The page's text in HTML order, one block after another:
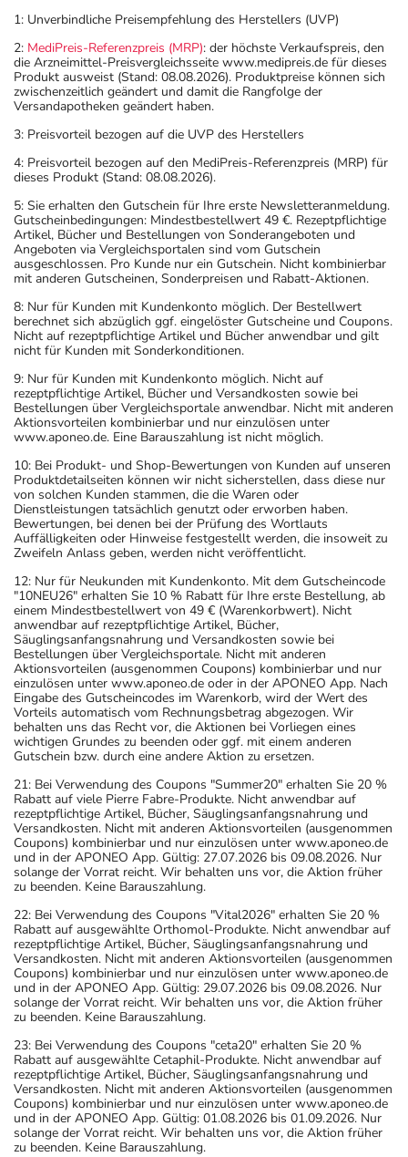
1: Unverbindliche Preisempfehlung des Herstellers (UVP)
2: MediPreis-Referenzpreis (MRP): der höchste Verkaufspreis, den
die Arzneimittel-Preisvergleichsseite www.medipreis.de für dieses
Produkt ausweist (Stand: 08.08.2026). Produktpreise können sich
zwischenzeitlich geändert und damit die Rangfolge der
Versandapotheken geändert haben.
3: Preisvorteil bezogen auf die UVP des Herstellers
4: Preisvorteil bezogen auf den MediPreis-Referenzpreis (MRP) für
dieses Produkt (Stand: 08.08.2026).
5: Sie erhalten den Gutschein für Ihre erste Newsletteranmeldung.
Gutscheinbedingungen: Mindestbestellwert 49 €. Rezeptpflichtige
Artikel, Bücher und Bestellungen von Sonderangeboten und
Angeboten via Vergleichsportalen sind vom Gutschein
ausgeschlossen. Pro Kunde nur ein Gutschein. Nicht kombinierbar
mit anderen Gutscheinen, Sonderpreisen und Rabatt-Aktionen.
8: Nur für Kunden mit Kundenkonto möglich. Der Bestellwert
berechnet sich abzüglich ggf. eingelöster Gutscheine und Coupons.
Nicht auf rezeptpflichtige Artikel und Bücher anwendbar und gilt
nicht für Kunden mit Sonderkonditionen.
9: Nur für Kunden mit Kundenkonto möglich. Nicht auf
rezeptpflichtige Artikel, Bücher und Versandkosten sowie bei
Bestellungen über Vergleichsportale anwendbar. Nicht mit anderen
Aktionsvorteilen kombinierbar und nur einzulösen unter
www.aponeo.de. Eine Barauszahlung ist nicht möglich.
10: Bei Produkt- und Shop-Bewertungen von Kunden auf unseren
Produktdetailseiten können wir nicht sicherstellen, dass diese nur
von solchen Kunden stammen, die die Waren oder
Dienstleistungen tatsächlich genutzt oder erworben haben.
Bewertungen, bei denen bei der Prüfung des Wortlauts
Auffälligkeiten oder Hinweise festgestellt werden, die insoweit zu
Zweifeln Anlass geben, werden nicht veröffentlicht.
12: Nur für Neukunden mit Kundenkonto. Mit dem Gutscheincode
"10NEU26" erhalten Sie 10 % Rabatt für Ihre erste Bestellung, ab
einem Mindestbestellwert von 49 € (Warenkorbwert). Nicht
anwendbar auf rezeptpflichtige Artikel, Bücher,
Säuglingsanfangsnahrung und Versandkosten sowie bei
Bestellungen über Vergleichsportale. Nicht mit anderen
Aktionsvorteilen (ausgenommen Coupons) kombinierbar und nur
einzulösen unter www.aponeo.de oder in der APONEO App. Nach
Eingabe des Gutscheincodes im Warenkorb, wird der Wert des
Vorteils automatisch vom Rechnungsbetrag abgezogen. Wir
behalten uns das Recht vor, die Aktionen bei Vorliegen eines
wichtigen Grundes zu beenden oder ggf. mit einem anderen
Gutschein bzw. durch eine andere Aktion zu ersetzen.
21: Bei Verwendung des Coupons "Summer20" erhalten Sie 20 %
Rabatt auf viele Pierre Fabre-Produkte. Nicht anwendbar auf
rezeptpflichtige Artikel, Bücher, Säuglingsanfangsnahrung und
Versandkosten. Nicht mit anderen Aktionsvorteilen (ausgenommen
Coupons) kombinierbar und nur einzulösen unter www.aponeo.de
und in der APONEO App. Gültig: 27.07.2026 bis 09.08.2026. Nur
solange der Vorrat reicht. Wir behalten uns vor, die Aktion früher
zu beenden. Keine Barauszahlung.
22: Bei Verwendung des Coupons "Vital2026" erhalten Sie 20 %
Rabatt auf ausgewählte Orthomol-Produkte. Nicht anwendbar auf
rezeptpflichtige Artikel, Bücher, Säuglingsanfangsnahrung und
Versandkosten. Nicht mit anderen Aktionsvorteilen (ausgenommen
Coupons) kombinierbar und nur einzulösen unter www.aponeo.de
und in der APONEO App. Gültig: 29.07.2026 bis 09.08.2026. Nur
solange der Vorrat reicht. Wir behalten uns vor, die Aktion früher
zu beenden. Keine Barauszahlung.
23: Bei Verwendung des Coupons "ceta20" erhalten Sie 20 %
Rabatt auf ausgewählte Cetaphil-Produkte. Nicht anwendbar auf
rezeptpflichtige Artikel, Bücher, Säuglingsanfangsnahrung und
Versandkosten. Nicht mit anderen Aktionsvorteilen (ausgenommen
Coupons) kombinierbar und nur einzulösen unter www.aponeo.de
und in der APONEO App. Gültig: 01.08.2026 bis 01.09.2026. Nur
solange der Vorrat reicht. Wir behalten uns vor, die Aktion früher
zu beenden. Keine Barauszahlung.